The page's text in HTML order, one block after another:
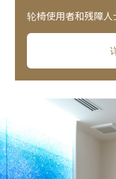
轮椅使用者和残障人